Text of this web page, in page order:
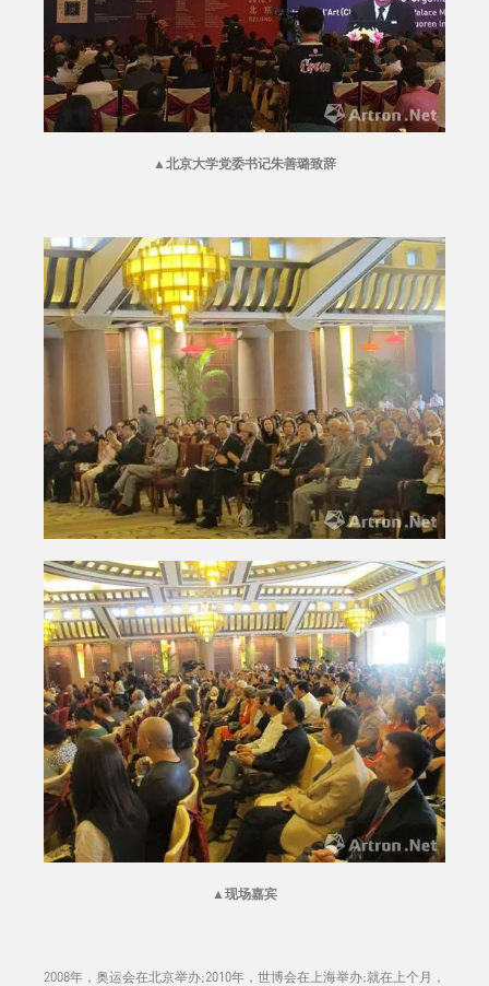
▲北京大学党委书记朱善璐致辞
▲现场嘉宾
2008年，奥运会在北京举办;2010年，世博会在上海举办;就在上个月，